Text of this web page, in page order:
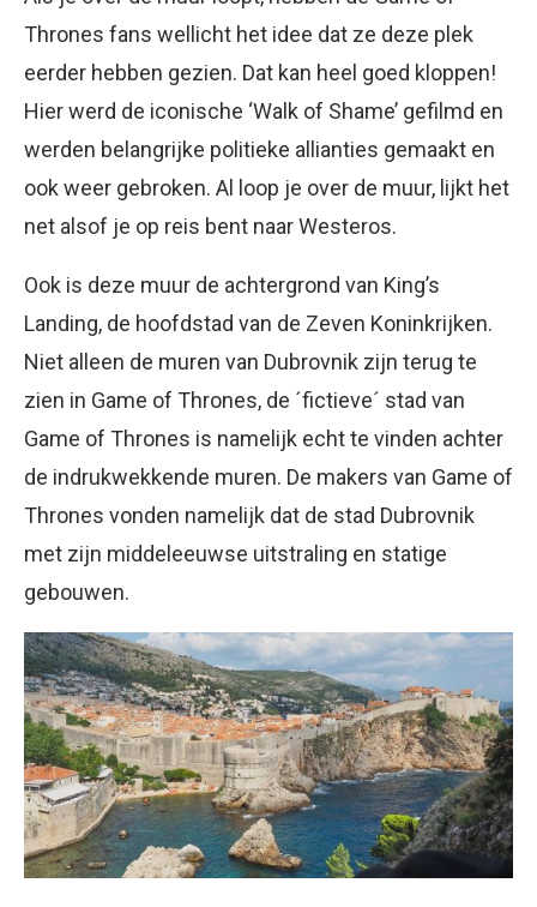
Thrones fans wellicht het idee dat ze deze plek
eerder hebben gezien. Dat kan heel goed kloppen!
Hier werd de iconische ‘Walk of Shame’ gefilmd en
werden belangrijke politieke allianties gemaakt en
ook weer gebroken. Al loop je over de muur, lijkt het
net alsof je op reis bent naar Westeros.
Ook is deze muur de achtergrond van King’s
Landing, de hoofdstad van de Zeven Koninkrijken.
Niet alleen de muren van Dubrovnik zijn terug te
zien in Game of Thrones, de ´fictieve´ stad van
Game of Thrones is namelijk echt te vinden achter
de indrukwekkende muren. De makers van Game of
Thrones vonden namelijk dat de stad Dubrovnik
met zijn middeleeuwse uitstraling en statige
gebouwen.